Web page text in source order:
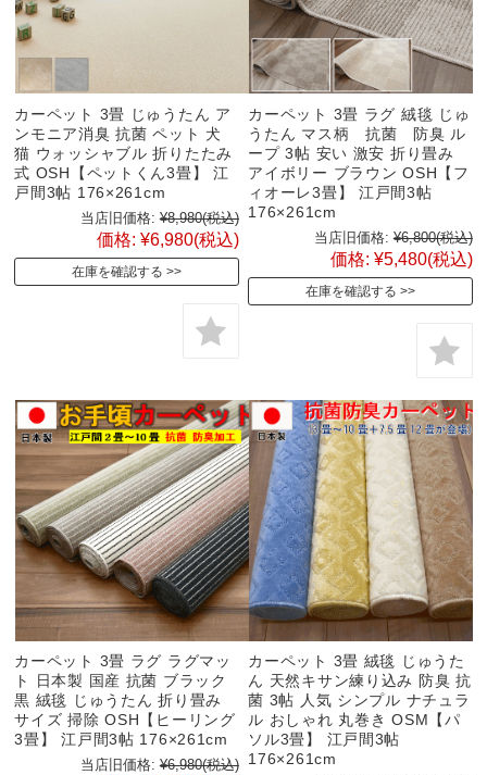
カーペット 3畳 じゅうたん ア
ンモニア消臭 抗菌 ペット 犬
猫 ウォッシャブル 折りたたみ
式 OSH【ペットくん3畳】 江
戸間3帖 176×261cm
当店旧価格: ¥8,980(税込)
価格: ¥6,980(税込)
在庫を確認する
カーペット 3畳 ラグ 絨毯 じゅ
うたん マス柄 抗菌 防臭 ル
ープ 3帖 安い 激安 折り畳み
アイボリー ブラウン OSH【フ
ィオーレ3畳】 江戸間3帖
176×261cm
当店旧価格: ¥6,800(税込)
価格: ¥5,480(税込)
在庫を確認する
カーペット 3畳 ラグ ラグマッ
ト 日本製 国産 抗菌 ブラック
黒 絨毯 じゅうたん 折り畳み
サイズ 掃除 OSH【ヒーリング
3畳】 江戸間3帖 176×261cm
当店旧価格: ¥6,980(税込)
カーペット 3畳 絨毯 じゅうた
ん 天然キサン練り込み 防臭 抗
菌 3帖 人気 シンプル ナチュラ
ル おしゃれ 丸巻き OSM【パ
ソル3畳】 江戸間3帖
176×261cm